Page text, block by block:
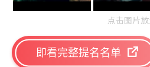
点击图片
即看完整提名名单